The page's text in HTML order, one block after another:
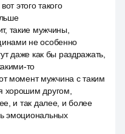
этого такого
такие мужчины,
не особенно
даже как бы раздражать,
то
момент мужчина с таким
хорошим другом,
и так далее, и более
эмоциональных